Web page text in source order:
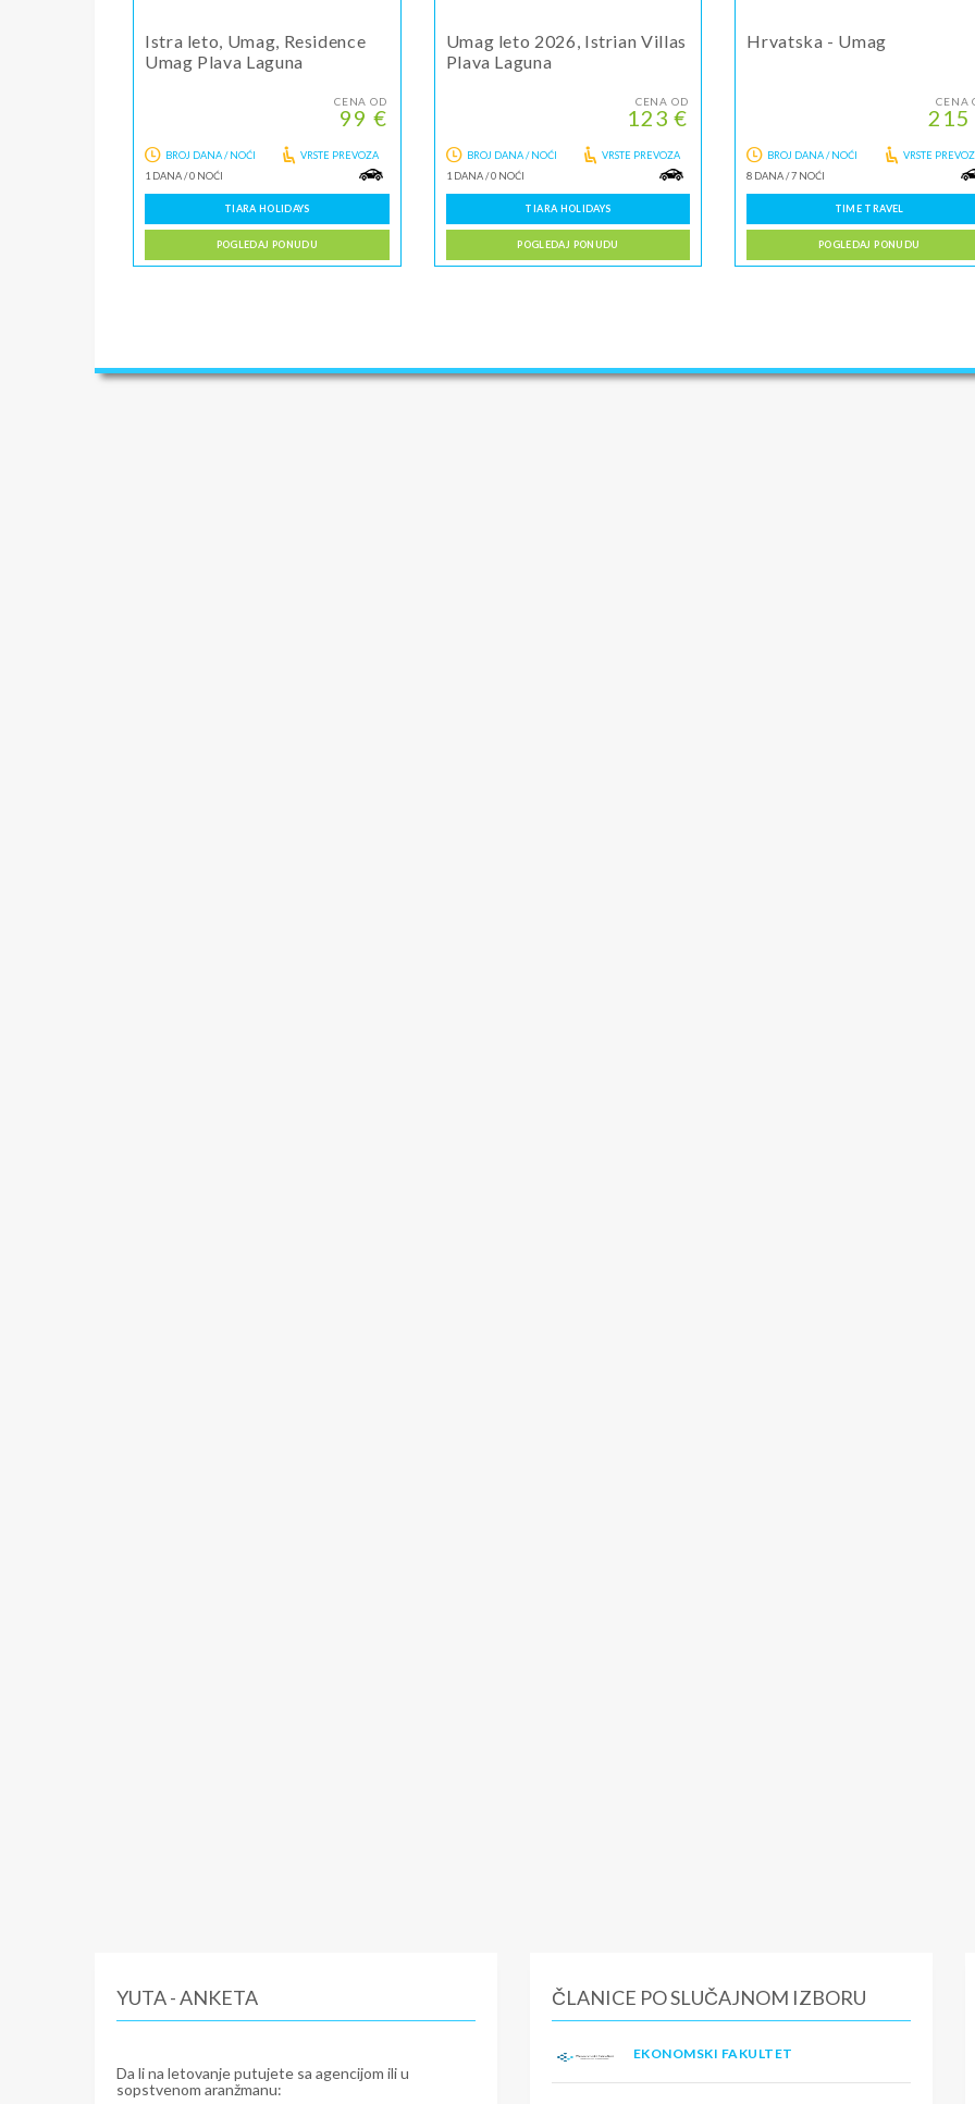
Istra leto, Umag, Residence
Umag Plava Laguna
CENA OD
99 €
BROJ DANA / NOĆI
1 DANA/0 NOĆI
VRSTE PREVOZA
TIARA HOLIDAYS
POGLEDAJ PONUDU
Umag leto 2026, Istrian Villas
Plava Laguna
CENA OD
123 €
BROJ DANA / NOĆI
1 DANA/0 NOĆI
VRSTE PREVOZA
TIARA HOLIDAYS
POGLEDAJ PONUDU
Hrvatska - Umag
CENA
215
BROJ DANA / NOĆI
8 DANA/7 NOĆI
VRSTE
TIME TRAVEL
POGLEDAJ PONUDU
YUTA - ANKETA
Da li na letovanje putujete sa agencijom ili u
sopstvenom aranžmanu:
ČLANICE PO SLUČAJNOM IZBORU
EKONOMSKI FAKULTET